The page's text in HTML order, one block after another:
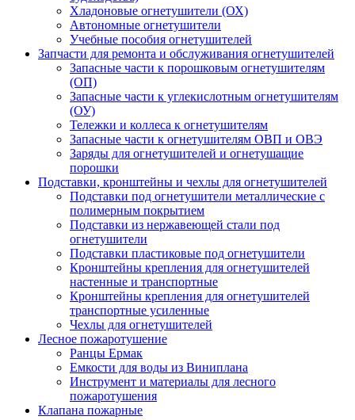
Хладоновые огнетушители (ОХ)
Автономные огнетушители
Учебные пособия огнетушителей
Запчасти для ремонта и обслуживания огнетушителей
Запасные части к порошковым огнетушителям
(ОП)
Запасные части к углекислотным огнетушителям
(ОУ)
Тележки и коллеса к огнетушителям
Запасные части к огнетушителям ОВП и ОВЭ
Заряды для огнетушителей и огнетушащие
порошки
Подставки, кронштейны и чехлы для огнетушителей
Подставки под огнетушители металлические с
полимерным покрытием
Подставки из нержавеющей стали под
огнетушители
Подставки пластиковые под огнетушители
Кронштейны крепления для огнетушителей
настенные и транспортные
Кронштейны крепления для огнетушителей
транспортные усиленные
Чехлы для огнетушителей
Лесное пожаротушение
Ранцы Ермак
Емкости для воды из Виниплана
Инструмент и материалы для лесного
пожаротушения
Клапана пожарные